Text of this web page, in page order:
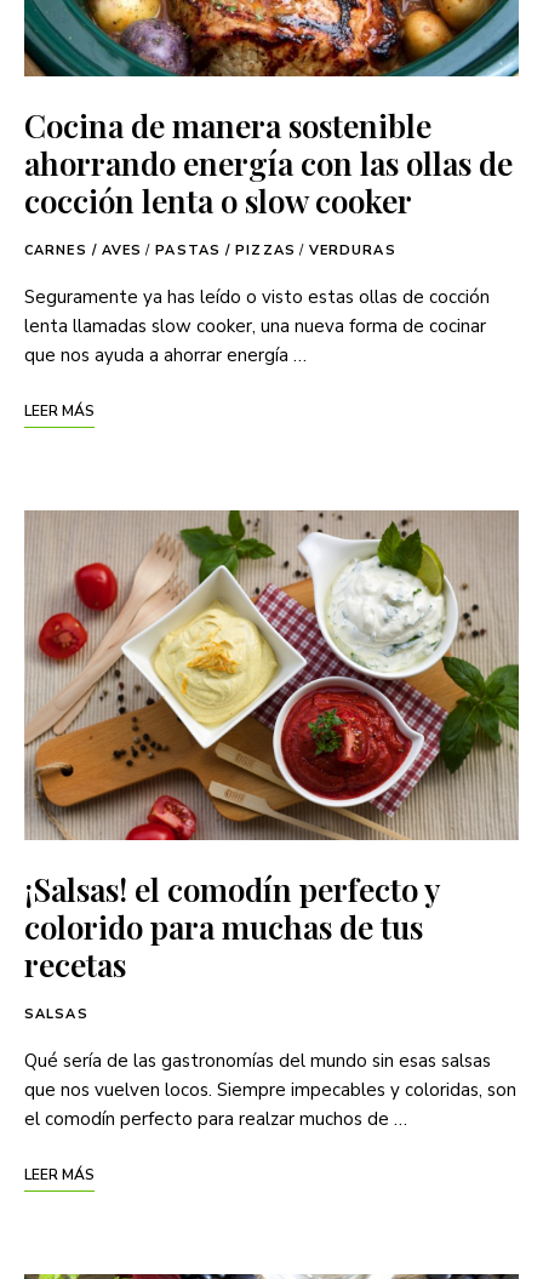
Cocina de manera sostenible
ahorrando energía con las ollas de
cocción lenta o slow cooker
CARNES / AVES / PASTAS / PIZZAS / VERDURAS
Seguramente ya has leído o visto estas ollas de cocción
lenta llamadas slow cooker, una nueva forma de cocinar
que nos ayuda a ahorrar energía …
LEER MÁS
¡Salsas! el comodín perfecto y
colorido para muchas de tus
recetas
SALSAS
Qué sería de las gastronomías del mundo sin esas salsas
que nos vuelven locos. Siempre impecables y coloridas, son
el comodín perfecto para realzar muchos de …
LEER MÁS